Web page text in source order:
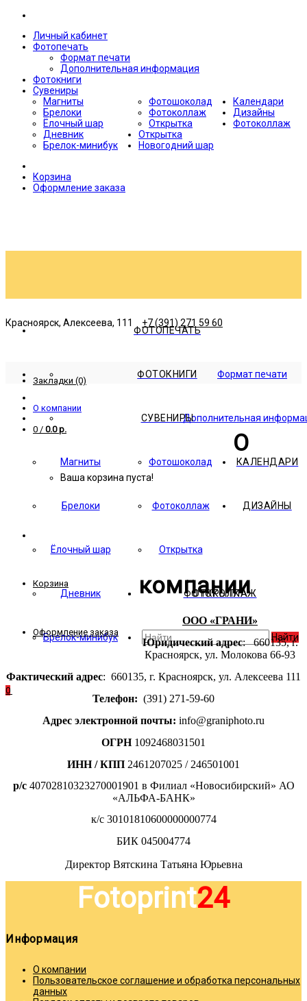
Личный кабинет
Фотопечать
Формат печати
Дополнительная информация
Фотокниги
Сувениры
Магниты
Брелоки
Ёлочный шар
Дневник
Брелок-минибук
Фотошоколад
Фотоколлаж
Открытка
Календари
Дизайны
Фотоколлаж
Открытка
Новогодний шар
Корзина
Оформление заказа
Красноярск, Алексеева, 111 +7 (391) 271 59 60
Закладки (0)
0 / 0.0 р.
Ваша корзина пуста!
Корзина
Оформление заказа
0
ФОТОПЕЧАТЬ
Формат печати
Дополнительная
ФОТОКНИГИ
СУВЕНИРЫ
Магниты
Брелоки
Ёлочный шар
Дневник
Брелок-минибук
Фотошоколад
Фотоколлаж
Открытка
КАЛЕНДАРИ
ДИЗАЙНЫ
ФОТОКОЛЛАЖ
ОТКРЫТКА
Найти
О компании
О
компании
ООО «ГРАНИ»
Юридический адрес: 660135, г.
Красноярск, ул. Молокова 66-93
Фактический адрес: 660135, г. Красноярск, ул. Алексеева 111
Телефон: (391) 271-59-60
Адрес электронной почты: info@graniphoto.ru
ОГРН1092468031501
ИНН / КПП 2461207025 / 246501001
р/с40702810323270001901 в Филиал «Новосибирский» АО
«АЛЬФА-БАНК»
к/с 30101810600000000774
БИК 045004774
Директор Вятскина Татьяна Юрьевна
Fotoprint24
Информация
О компании
Пользовательское соглашение и обработка персональных
данных